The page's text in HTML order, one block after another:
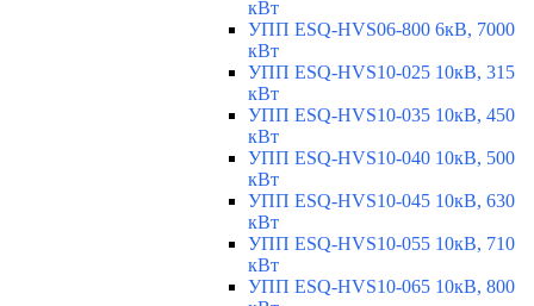
кВт
УПП ESQ-HVS06-800 6кВ, 7000
кВт
УПП ESQ-HVS10-025 10кВ, 315
кВт
УПП ESQ-HVS10-035 10кВ, 450
кВт
УПП ESQ-HVS10-040 10кВ, 500
кВт
УПП ESQ-HVS10-045 10кВ, 630
кВт
УПП ESQ-HVS10-055 10кВ, 710
кВт
УПП ESQ-HVS10-065 10кВ, 800